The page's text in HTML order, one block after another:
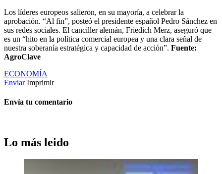
Los líderes europeos salieron, en su mayoría, a celebrar la
aprobación. “Al fin”, posteó el presidente español Pedro Sánchez en
sus redes sociales. El canciller alemán, Friedich Merz, aseguró que
es un “hito en la política comercial europea y una clara señal de
nuestra soberanía estratégica y capacidad de acción”. Fuente:
AgroClave
ECONOMÍA
Enviar Imprimir
Envía tu comentario
Lo más leido